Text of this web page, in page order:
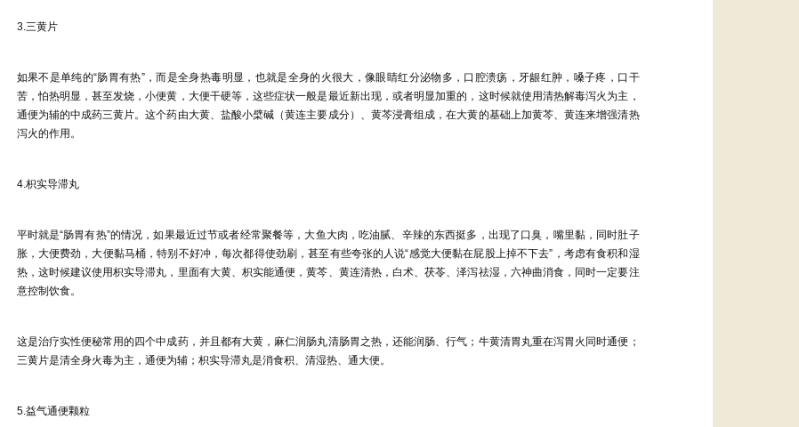
3.三黄片
如果不是单纯的“肠胃有热”，而是全身热毒明显，也就是全身的火很大，像眼睛红分泌物多，口腔溃疡，牙龈红肿，嗓子疼，口干
苦，怕热明显，甚至发烧，小便黄，大便干硬等，这些症状一般是最近新出现，或者明显加重的，这时候就使用清热解毒泻火为主，
通便为辅的中成药三黄片。这个药由大黄、盐酸小檗碱（黄连主要成分）、黄芩浸膏组成，在大黄的基础上加黄芩、黄连来增强清热
泻火的作用。
4.枳实导滞丸
平时就是“肠胃有热”的情况，如果最近过节或者经常聚餐等，大鱼大肉，吃油腻、辛辣的东西挺多，出现了口臭，嘴里黏，同时肚子
胀，大便费劲，大便黏马桶，特别不好冲，每次都得使劲刷，甚至有些夸张的人说“感觉大便黏在屁股上掉不下去” ，考虑有食积和湿
热，这时候建议使用枳实导滞丸，里面有大黄、枳实能通便，黄芩、黄连清热，白术、茯苓、泽泻祛湿，六神曲消食，同时一定要注
意控制饮食。
这是治疗实性便秘常用的四个中成药，并且都有大黄，麻仁润肠丸清肠胃之热，还能润肠、行气；牛黄清胃丸重在泻胃火同时通便；
三黄片是清全身火毒为主，通便为辅；枳实导滞丸是消食积、清湿热、通大便。
5.益气通便颗粒